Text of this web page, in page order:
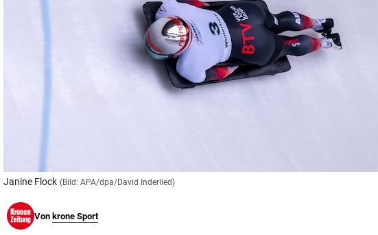
Janine Flock (Bild: APA/dpa/David Inderlied)
Von krone Sport